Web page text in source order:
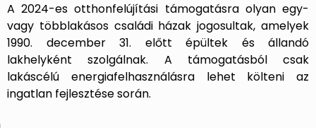
A 2024-es otthonfelújítási támogatásra olyan egy-
vagy többlakásos családi házak jogosultak, amelyek
1990. december 31. előtt épültek és állandó
lakhelyként szolgálnak. A támogatásból csak
lakáscélú energiafelhasználásra lehet költeni az
ingatlan fejlesztése során.